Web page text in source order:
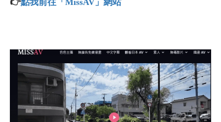
👉點我前往「MissAV」網站